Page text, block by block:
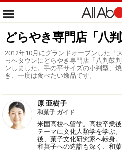
どらやき専門店「八判
2012年10月にグランドオープンした「
っぺタウンにどらやき専門店「八判鼓
ンしました。手の平サイズの小判型、
き、一度は食べたい逸品です。
原 亜樹子
和菓子 ガイド
米国高校へ留学。高校卒業
テーマに文化人類学を学ぶ
後、菓子文化研究家へ転身
和菓子への造詣も深く、和